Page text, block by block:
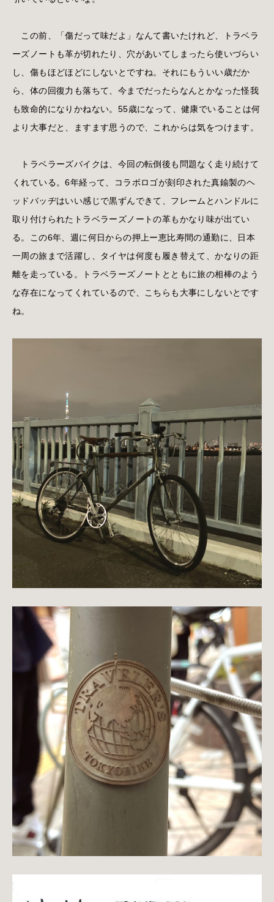
この前、「傷だって味だよ」なんて書いたけれど、トラベラ
ーズノートも革が切れたり、穴があいてしまったら使いづらい
し、傷もほどほどにしないとですね。それにもういい歳だか
ら、体の回復力も落ちて、今までだったらなんとかなった怪我
も致命的になりかねない。55歳になって、健康でいることは何
より大事だと、ますます思うので、これからは気をつけます。
トラベラーズバイクは、今回の転倒後も問題なく走り続けて
くれている。6年経って、コラボロゴが刻印された真鍮製のヘ
ッドバッヂはいい感じで黒ずんできて、フレームとハンドルに
取り付けられたトラベラーズノートの革もかなり味が出てい
る。この6年、週に何日からの押上ー恵比寿間の通勤に、日本
一周の旅まで活躍し、タイヤは何度も履き替えて、かなりの距
離を走っている。トラベラーズノートとともに旅の相棒のよう
な存在になってくれているので、こちらも大事にしないとです
ね。